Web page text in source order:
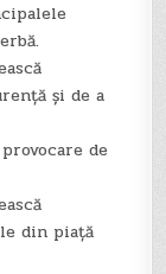
și de a
de
din piață